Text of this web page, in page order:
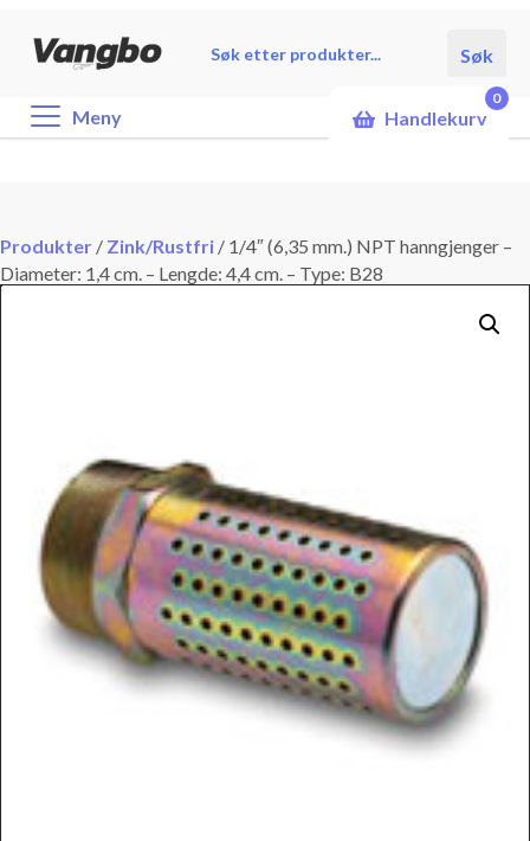
search
Søk
Meny Handlekurv
0
Produkter / Zink/Rustfri / 1/4″ (6,35 mm.) NPT hanngjenger –
Diameter: 1,4 cm. – Lengde: 4,4 cm. – Type: B28